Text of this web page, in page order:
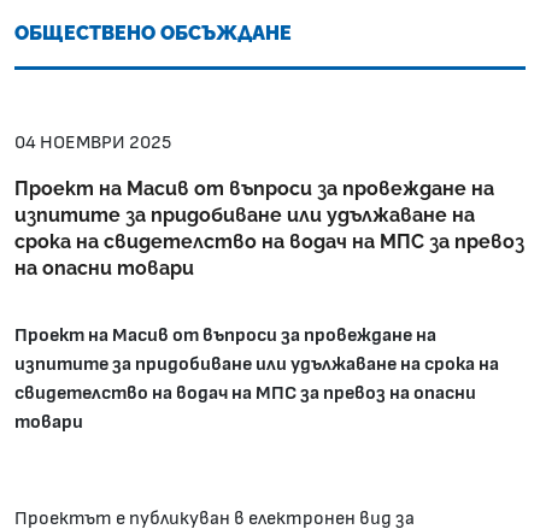
ОБЩЕСТВЕНО ОБСЪЖДАНЕ
04 НОЕМВРИ 2025
Проект на Масив от въпроси за провеждане на
изпитите за придобиване или удължаване на
срока на свидетелство на водач на МПС за превоз
на опасни товари
Проект на Масив от въпроси за провеждане на
изпитите за придобиване или удължаване на срока на
свидетелство на водач на МПС за превоз на опасни
товари
Проектът е публикуван в електронен вид за